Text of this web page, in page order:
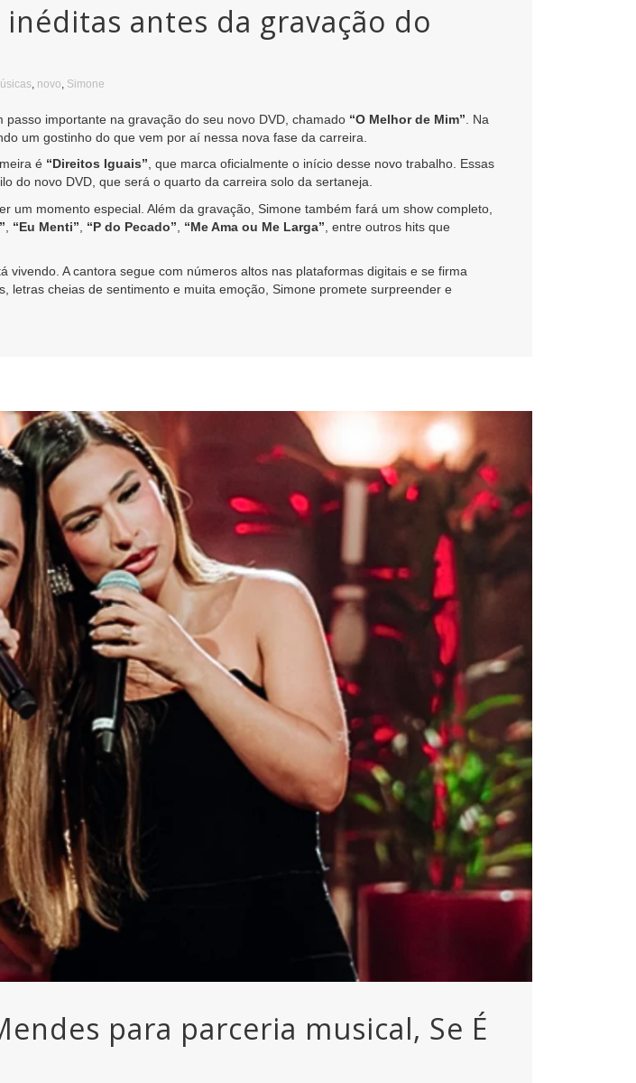
antes da gravação do
, novo, Simone
importante na gravação do seu novo DVD, chamado “O Melhor de Mim” . Na
um gostinho do que vem por aí nessa nova fase da carreira.
é “Direitos Iguais”, que marca oficialmente o início desse novo trabalho. Essas
do novo DVD, que será o quarto da carreira solo da sertaneja.
um momento especial. Além da gravação, Simone também fará um show completo,
“Eu Menti” “P do Pecado” “Me Ama ou Me Larga” , entre outros hits que
vivendo. A cantora segue com números altos nas plataformas digitais e se firma
letras cheias de sentimento e muita emoção, Simone promete surpreender e
para parceria musical, Se É